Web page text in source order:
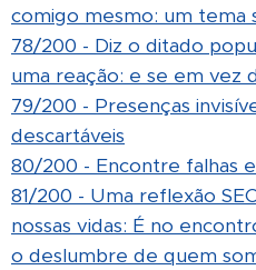
comigo mesmo: um tema
78/200 - Diz o ditado
uma reação: e se em vez
79/200 - Presenças
descartáveis
80/200 - Encontre falhas
81/200 - Uma reflexão
nossas vidas: É no
o deslumbre de quem